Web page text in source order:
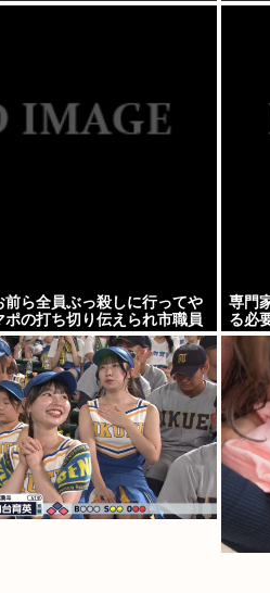
前ら全員ぶっ殺しに行ってや
ポの打ち切り伝えられ市職員
専門
る必